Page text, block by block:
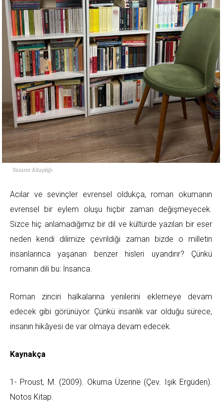
Yazarın Kitaplığı
Acılar ve sevinçler evrensel oldukça, roman okumanın
evrensel bir eylem oluşu hiçbir zaman değişmeyecek.
Sizce hiç anlamadığımız bir dil ve kültürde yazılan bir eser
neden kendi dilimize çevrildiği zaman bizde o milletin
insanlarınca yaşanan benzer hisleri uyandırır? Çünkü
romanın dili bu: İnsanca.
Roman zinciri halkalarına yenilerini eklemeye devam
edecek gibi görünüyor. Çünkü insanlık var olduğu sürece,
insanın hikâyesi de var olmaya devam edecek.
Kaynakça
1- Proust, M. (2009). Okuma Üzerine (Çev. Işık Ergüden).
Notos Kitap.